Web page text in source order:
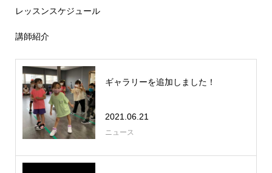
レッスンスケジュール
講師紹介
ギャラリーを追加しました！
2021.06.21
ニュース